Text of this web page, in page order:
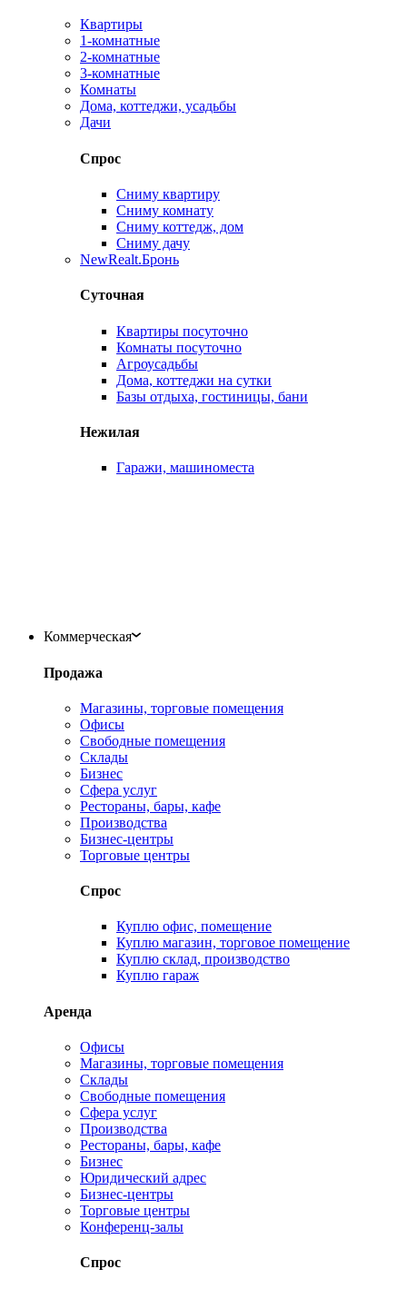
Квартиры
1-комнатные
2-комнатные
3-комнатные
Комнаты
Дома, коттеджи, усадьбы
Дачи
Спрос
Сниму квартиру
Сниму комнату
Сниму коттедж, дом
Сниму дачу
NewRealt.Бронь
Суточная
Квартиры посуточно
Комнаты посуточно
Агроусадьбы
Дома, коттеджи на сутки
Базы отдыха, гостиницы, бани
Нежилая
Гаражи, машиноместа
Коммерческая
Продажа
Магазины, торговые помещения
Офисы
Свободные помещения
Склады
Бизнес
Сфера услуг
Рестораны, бары, кафе
Производства
Бизнес-центры
Торговые центры
Спрос
Куплю офис, помещение
Куплю магазин, торговое помещение
Куплю склад, производство
Куплю гараж
Аренда
Офисы
Магазины, торговые помещения
Склады
Свободные помещения
Сфера услуг
Производства
Рестораны, бары, кафе
Бизнес
Юридический адрес
Бизнес-центры
Торговые центры
Конференц-залы
Спрос